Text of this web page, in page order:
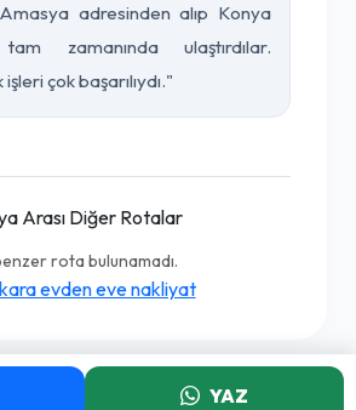
Amasya adresinden alıp Konya
zamanında ulaştırdılar.
çok başarılıydı."
Arası Diğer Rotalar
rota bulunamadı.
evden eve nakliyat
YAZ